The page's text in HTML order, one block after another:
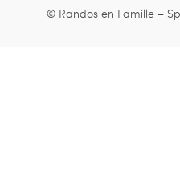
© Randos en Famille –